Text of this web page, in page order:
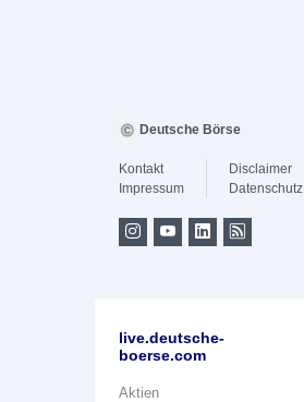
Deutsche Börse
Kontakt
Impressum
Disclaimer
Datenschutz
live.deutsche-
boerse.com
Aktien